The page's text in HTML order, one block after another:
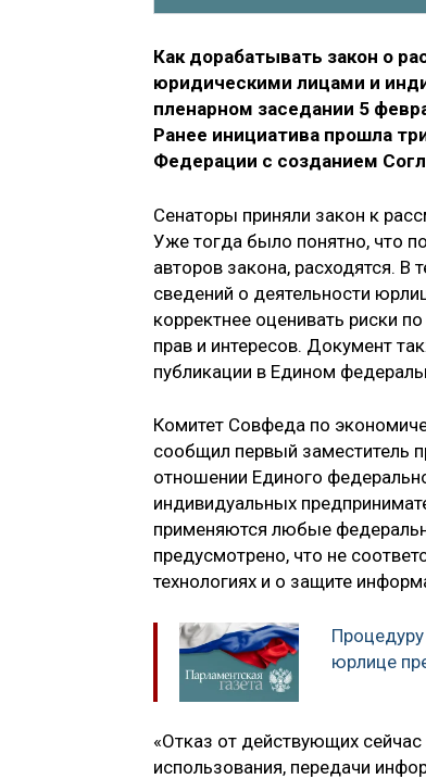
Как дорабатывать закон о
юридическими лицами и
пленарном заседании 5
Ранее инициатива прошла
Федерации с созданием
Сенаторы приняли закон к
Уже тогда было понятно, что
авторов закона, расходятся. В
сведений о деятельности
корректнее оценивать риски
прав и интересов. Документ
публикации в Едином
Комитет Совфеда по
сообщил первый заместитель
отношении Единого
индивидуальных
применяются любые
предусмотрено, что не
технологиях и о защите
юрлице
«Отказ от действующих
использования, передачи